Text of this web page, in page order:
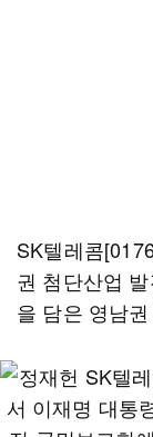
SK텔레콤
권 첨단산업
을 담은 영남